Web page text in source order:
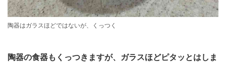
陶器はガラスほどではないが、くっつく
陶器の食器もくっつきますが、ガラスほどピタッとはしま